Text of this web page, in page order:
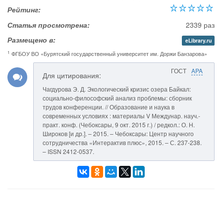
Рейтинг:
Статья просмотрена:
2339 раз
Размещено в:
eLibrary.ru
1 ФГБОУ ВО «Бурятский государственный университет им. Доржи Банзарова»
ГОСТ APA
Для цитирования:
Чагдурова Э. Д. Экологический кризис озера Байкал:
социально-философский анализ проблемы: сборник
трудов конференции. // Образование и наука в
современных условиях : материалы V Междунар. науч.-
практ. конф. (Чебоксары, 9 окт. 2015 г.) / редкол.: О. Н.
Широков [и др.]. – 2015. – Чебоксары: Центр научного
сотрудничества «Интерактив плюс», 2015. – С. 237-238.
– ISSN 2412-0537.